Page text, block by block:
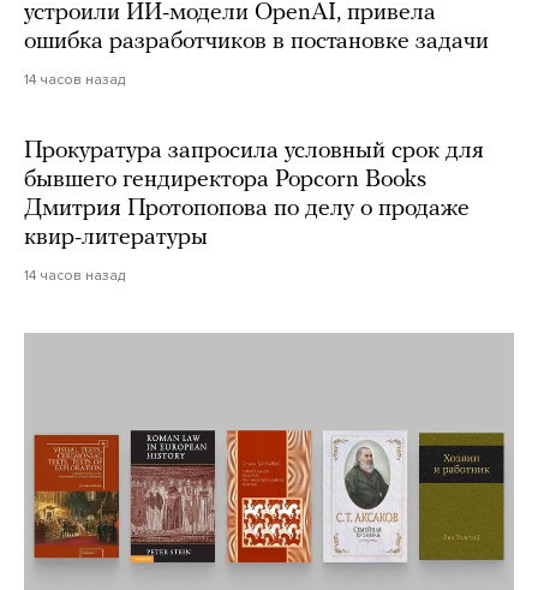
устроили ИИ-модели OpenAI, привела
ошибка разработчиков в постановке задачи
14 часов назад
Прокуратура запросила условный срок для
бывшего гендиректора Popcorn Books
Дмитрия Протопопова по делу о продаже
квир-литературы
14 часов назад